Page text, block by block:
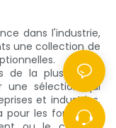
dans l'industrie,
une collection de
Notre
de la plus haute
une sélection qui
et industries.
les forces de